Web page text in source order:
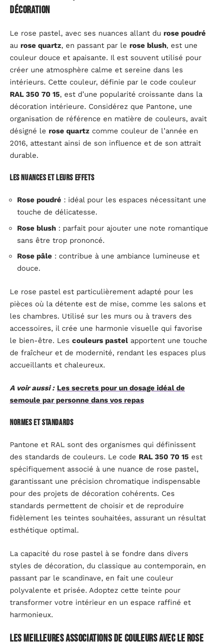
décoration
Le rose pastel, avec ses nuances allant du rose poudré
au rose quartz, en passant par le rose blush, est une
couleur douce et apaisante. Il est souvent utilisé pour
créer une atmosphère calme et sereine dans les
intérieurs. Cette couleur, définie par le code couleur
RAL 350 70 15, est d’une popularité croissante dans la
décoration intérieure. Considérez que Pantone, une
organisation de référence en matière de couleurs, avait
désigné le rose quartz comme couleur de l’année en
2016, attestant ainsi de son influence et de son attrait
durable.
Les nuances et leurs effets
Rose poudré : idéal pour les espaces nécessitant une
touche de délicatesse.
Rose blush : parfait pour ajouter une note romantique
sans être trop prononcé.
Rose pâle : contribue à une ambiance lumineuse et
douce.
Le rose pastel est particulièrement adapté pour les
pièces où la détente est de mise, comme les salons et
les chambres. Utilisé sur les murs ou à travers des
accessoires, il crée une harmonie visuelle qui favorise
le bien-être. Les couleurs pastel apportent une touche
de fraîcheur et de modernité, rendant les espaces plus
accueillants et chaleureux.
A voir aussi : Les secrets pour un dosage idéal de
semoule par personne dans vos repas
Normes et standards
Pantone et RAL sont des organismes qui définissent
des standards de couleurs. Le code RAL 350 70 15 est
spécifiquement associé à une nuance de rose pastel,
garantissant une précision chromatique indispensable
pour des projets de décoration cohérents. Ces
standards permettent de choisir et de reproduire
fidèlement les teintes souhaitées, assurant un résultat
esthétique optimal.
La capacité du rose pastel à se fondre dans divers
styles de décoration, du classique au contemporain, en
passant par le scandinave, en fait une couleur
polyvalente et prisée. Adoptez cette teinte pour
transformer votre intérieur en un espace raffiné et
harmonieux.
Les meilleures associations de couleurs avec le rose